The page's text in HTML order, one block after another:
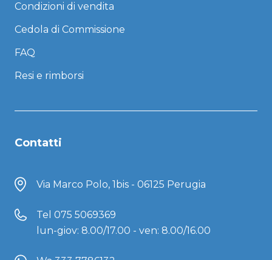
Condizioni di vendita
Cedola di Commissione
FAQ
Resi e rimborsi
Contatti
Via Marco Polo, 1bis - 06125 Perugia
Tel 075 5069369
lun-giov: 8.00/17.00 - ven: 8.00/16.00